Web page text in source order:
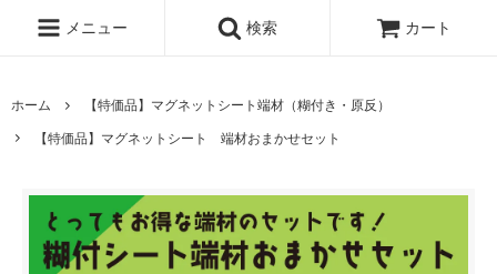
メニュー 検索 カート
ホーム
【特価品】マグネットシート端材（糊付き・原反）
【特価品】マグネットシート 端材おまかせセット